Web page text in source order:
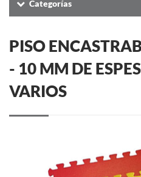
Categorías
PISO
- 10 MM DE
VARIOS